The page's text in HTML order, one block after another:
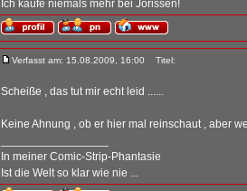
Ich kaufe niemals mehr bei Jorissen!
Verfasst am: 15.08.2009, 16:00 Titel:
Scheiße , das tut mir echt leid ......
Keine Ahnung , ob er hier mal reinschaut , aber
In meiner Comic-Strip-Phantasie
Ist die Welt so klar wie nie ...